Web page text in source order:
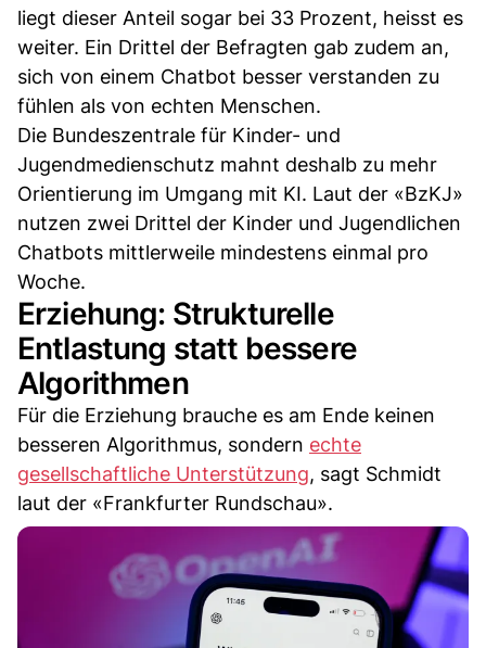
liegt dieser Anteil sogar bei 33 Prozent, heisst es
weiter. Ein Drittel der Befragten gab zudem an,
sich von einem Chatbot besser verstanden zu
fühlen als von echten Menschen.
Die Bundeszentrale für Kinder- und
Jugendmedienschutz mahnt deshalb zu mehr
Orientierung im Umgang mit KI. Laut der «BzKJ»
nutzen zwei Drittel der Kinder und Jugendlichen
Chatbots mittlerweile mindestens einmal pro
Woche.
Erziehung: Strukturelle
Entlastung statt bessere
Algorithmen
Für die Erziehung brauche es am Ende keinen
besseren Algorithmus, sondern echte
gesellschaftliche Unterstützung, sagt Schmidt
laut der «Frankfurter Rundschau».